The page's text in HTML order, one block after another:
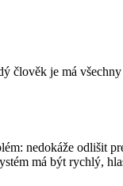
člověk je má
nedokáže odlišit
má být rychlý,